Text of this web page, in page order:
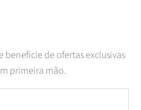
beneficie de ofertas exclusivas
primeira mão.